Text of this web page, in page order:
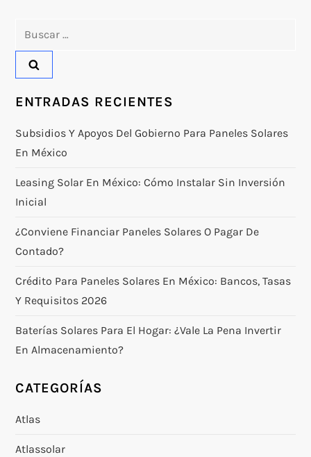
ENTRADAS RECIENTES
Subsidios Y Apoyos Del Gobierno Para Paneles Solares
En México
Leasing Solar En México: Cómo Instalar Sin Inversión
Inicial
¿Conviene Financiar Paneles Solares O Pagar De
Contado?
Crédito Para Paneles Solares En México: Bancos, Tasas
Y Requisitos 2026
Baterías Solares Para El Hogar: ¿vale La Pena Invertir
En Almacenamiento?
CATEGORÍAS
Atlas
Atlassolar